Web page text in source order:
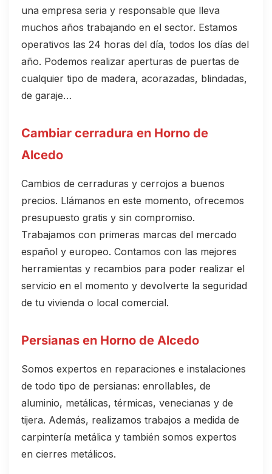
una empresa seria y responsable que lleva
muchos años trabajando en el sector. Estamos
operativos las 24 horas del día, todos los días del
año. Podemos realizar aperturas de puertas de
cualquier tipo de madera, acorazadas, blindadas,
de garaje…
Cambiar cerradura en Horno de
Alcedo
Cambios de cerraduras y cerrojos a buenos
precios. Llámanos en este momento, ofrecemos
presupuesto gratis y sin compromiso.
Trabajamos con primeras marcas del mercado
español y europeo. Contamos con las mejores
herramientas y recambios para poder realizar el
servicio en el momento y devolverte la seguridad
de tu vivienda o local comercial.
Persianas en Horno de Alcedo
Somos expertos en reparaciones e instalaciones
de todo tipo de persianas: enrollables, de
aluminio, metálicas, térmicas, venecianas y de
tijera. Además, realizamos trabajos a medida de
carpintería metálica y también somos expertos
en cierres metálicos.